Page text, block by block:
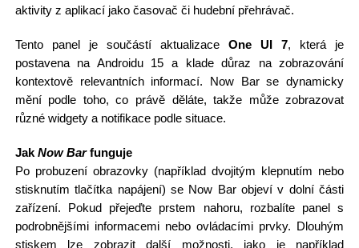
aktivity z aplikací jako časovač či hudební přehrávač.
Tento panel je součástí aktualizaceOne UI 7, která je
postavena na Androidu 15 a klade důraz na zobrazování
kontextově relevantních informací. Now Bar se dynamicky
mění podle toho, co právě děláte, takže může zobrazovat
různé widgety a notifikace podle situace.
JakNow Barfunguje
Po probuzení obrazovky (například dvojitým klepnutím nebo
stisknutím tlačítka napájení) se Now Bar objeví v dolní části
zařízení. Pokud přejeďte prstem nahoru, rozbalíte panel s
podrobnějšími informacemi nebo ovládacími prvky. Dlouhým
stiskem lze zobrazit další možnosti, jako je například